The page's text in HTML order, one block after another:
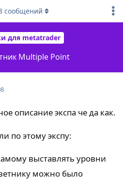
для metatrader
Multiple Point
сообщений
описание экспа че да как.
по этому экспу:
выставлять уровни
можно было